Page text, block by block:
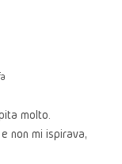
molto.
non mi ispirava,